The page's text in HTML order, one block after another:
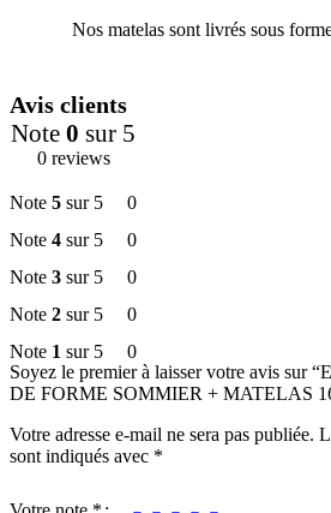
Nos matelas sont livrés sous
Avis clients
Note 0 sur 5
0 reviews
Note 5 sur 5
0
Note 4 sur 5
0
Note 3 sur 5
0
Note 2 sur 5
0
Note 1 sur 5
0
Soyez le premier à laisser votre avis sur
DE FORME SOMMIER + MATELAS
Votre adresse e-mail ne sera pas publiée.
sont indiqués avec *